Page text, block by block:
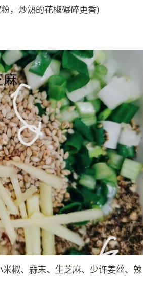
，炒熟的花椒碾碎更香)
椒、蒜末、生芝麻、少许姜丝、辣